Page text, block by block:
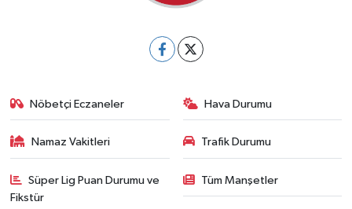
Nöbetçi Eczaneler Hava Durumu
Namaz Vakitleri Trafik Durumu
Süper Lig Puan Durumu ve
Fikstür
Tüm Manşetler